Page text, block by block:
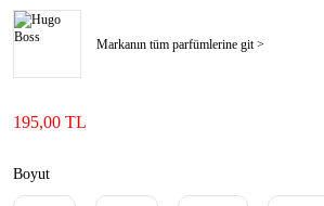
Markanın tüm parfümlerine git >
195,00 TL
Boyut